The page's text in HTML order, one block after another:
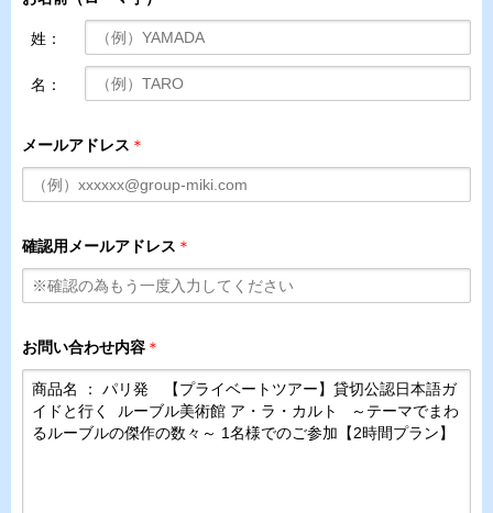
姓：
名：
メールアドレス ＊
確認用メールアドレス ＊
お問い合わせ内容 ＊